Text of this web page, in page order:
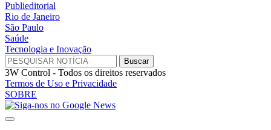
Publieditorial
Rio de Janeiro
São Paulo
Saúde
Tecnologia e Inovação
3W Control - Todos os direitos reservados
Termos de Uso e Privacidade
SOBRE